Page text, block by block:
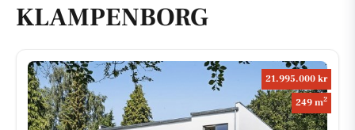
KLAMPENBORG
21.995.000 kr
249 m2